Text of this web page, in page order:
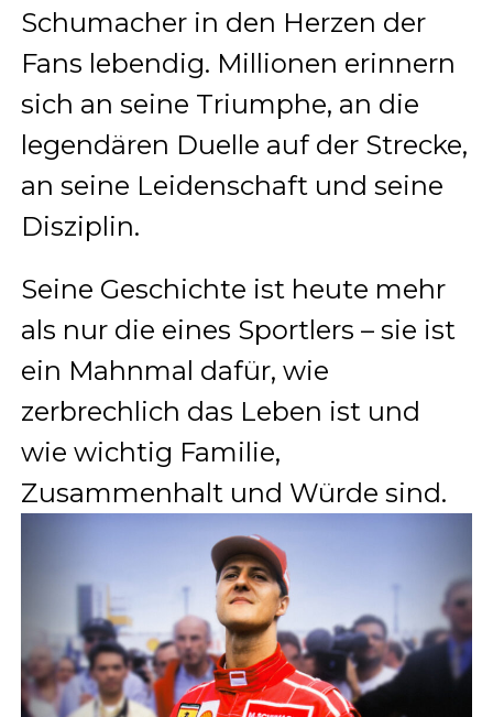
Schumacher in den Herzen der
Fans lebendig. Millionen erinnern
sich an seine Triumphe, an die
legendären Duelle auf der Strecke,
an seine Leidenschaft und seine
Disziplin.
Seine Geschichte ist heute mehr
als nur die eines Sportlers – sie ist
ein Mahnmal dafür, wie
zerbrechlich das Leben ist und
wie wichtig Familie,
Zusammenhalt und Würde sind.